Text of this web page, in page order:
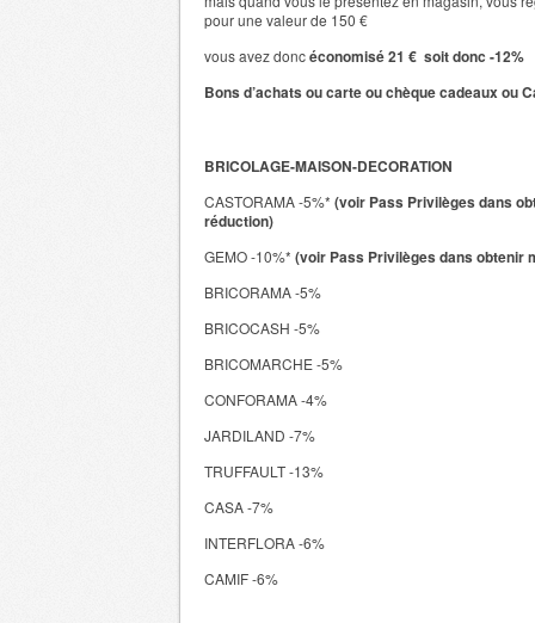
pour une valeur de 150 €
vous avez doncéconomisé 21 € soit donc -12%
Bons d’achats ou carte ou chèque cadeaux ou
BRICOLAGE-MAISON-DECORATION
CASTORAMA -5%* (voir Pass Privilèges dans
réduction)
GEMO -10%* (voir Pass Privilèges dans obtenir
BRICORAMA -5%
BRICOCASH -5%
BRICOMARCHE -5%
CONFORAMA -4%
JARDILAND -7%
TRUFFAULT -13%
CASA -7%
INTERFLORA -6%
CAMIF -6%